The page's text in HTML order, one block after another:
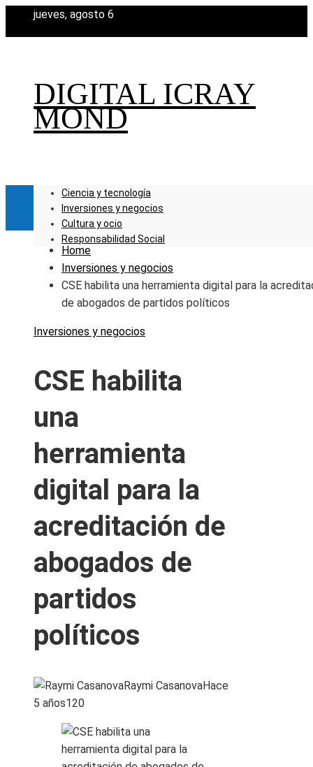
jueves, agosto 6
DIGITAL ICRAY
MOND
Ciencia y tecnología
Inversiones y negocios
Cultura y ocio
Responsabilidad Social
Home
Inversiones y negocios
CSE habilita una herramienta digital para la
de abogados de partidos políticos
Inversiones y negocios
CSE habilita
una
herramienta
digital para la
acreditación de
abogados de
partidos
políticos
Raymi CasanovaHace
5 años120